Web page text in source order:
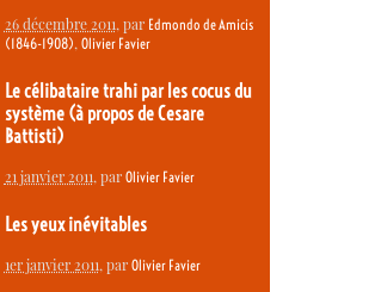
26 décembre 2011, par Edmondo de Amicis
(1846-1908), Olivier Favier
Le célibataire trahi par les cocus du
système (à propos de Cesare
Battisti)
21 janvier 2011, par Olivier Favier
Les yeux inévitables
1er janvier 2011, par Olivier Favier